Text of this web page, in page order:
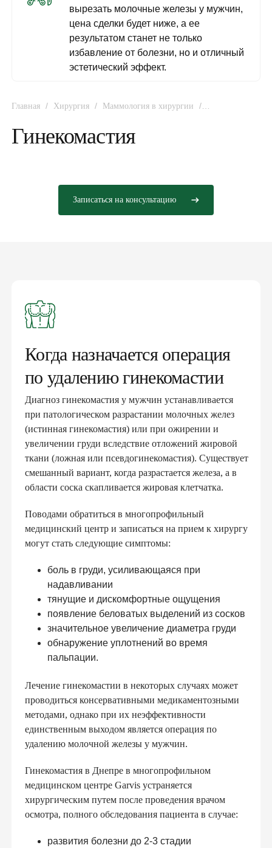
Главная / Хирургия / Маммология в хирургии
/
Гинекомастия
Записаться на консультацию
вырезать молочные железы у мужчин,
цена сделки будет ниже, а ее
результатом станет не только
избавление от болезни, но и отличный
эстетический эффект.
Когда назначается операция
по удалению гинекомастии
Диагноз гинекомастия у мужчин устанавливается
при патологическом разрастании молочных желез
(истинная гинекомастия) или при ожирении и
увеличении груди вследствие отложений жировой
ткани (ложная или псевдогинекомастия). Существует
смешанный вариант, когда разрастается железа, а в
области соска скапливается жировая клетчатка.
Поводами обратиться в многопрофильный
медицинский центр и записаться на прием к хирургу
могут стать следующие симптомы:
боль в груди, усиливающаяся при
надавливании
тянущие и дискомфортные ощущения
появление беловатых выделений из сосков
значительное увеличение диаметра груди
обнаружение уплотнений во время
пальпации.
Лечение гинекомастии в некоторых случаях может
проводиться консервативными медикаментозными
методами, однако при их неэффективности
единственным выходом является операция по
удалению молочной железы у мужчин.
Гинекомастия в Днепре в многопрофильном
медицинском центре Garvis устраняется
хирургическим путем после проведения врачом
осмотра, полного обследования пациента в случае:
развития болезни до 2-3 стадии